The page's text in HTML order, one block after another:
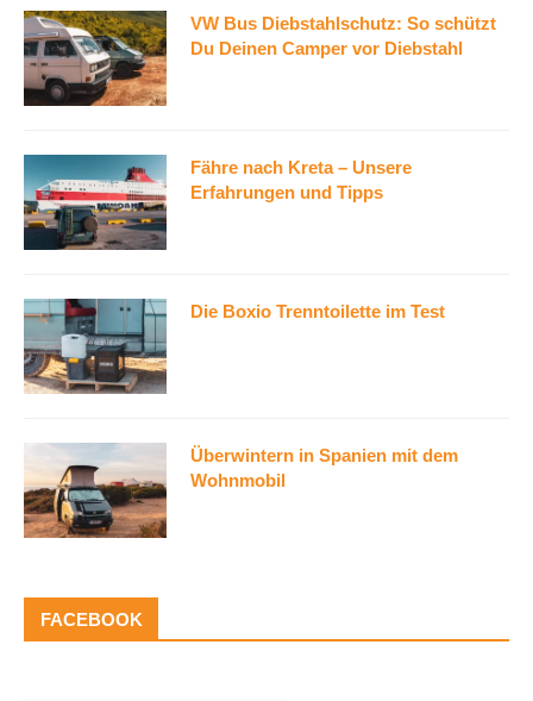
VW Bus Diebstahlschutz: So schützt
Du Deinen Camper vor Diebstahl
Fähre nach Kreta – Unsere
Erfahrungen und Tipps
Die Boxio Trenntoilette im Test
Überwintern in Spanien mit dem
Wohnmobil
FACEBOOK